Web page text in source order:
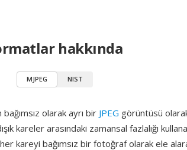
hakkında
MJPEG NIST
olarak ayrı bir JPEG görüntüsü olarak
kareler arasındaki zamansal fazlalığı
kareyi bağımsız bir fotoğraf olarak ele